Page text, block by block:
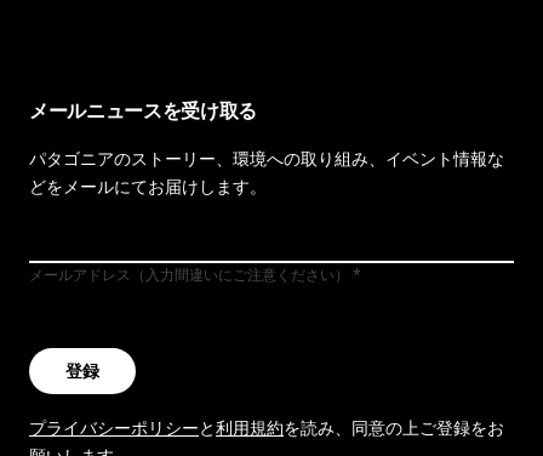
メールニュースを受け取る
パタゴニアのストーリー、環境への取り組み、イベント情報な
どをメールにてお届けします。
メールアドレス（入力間違いにご注意ください）
登録
プライバシーポリシーと利用規約を読み、同意の上ご登録をお